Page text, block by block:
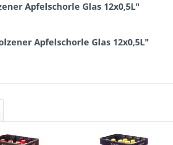
Apfelschorle Glas 12x0,5L"
Apfelschorle Glas 12x0,5L"